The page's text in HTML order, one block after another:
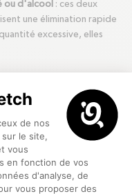
ou d'alcool : ces deux
une élimination rapide
excessive, elles
via la transpiration
le réflexe de boire
à haute teneur en eau.
boire assez ? Ce
d'avoir un apport en
N'attendez pas la
tout au long de la